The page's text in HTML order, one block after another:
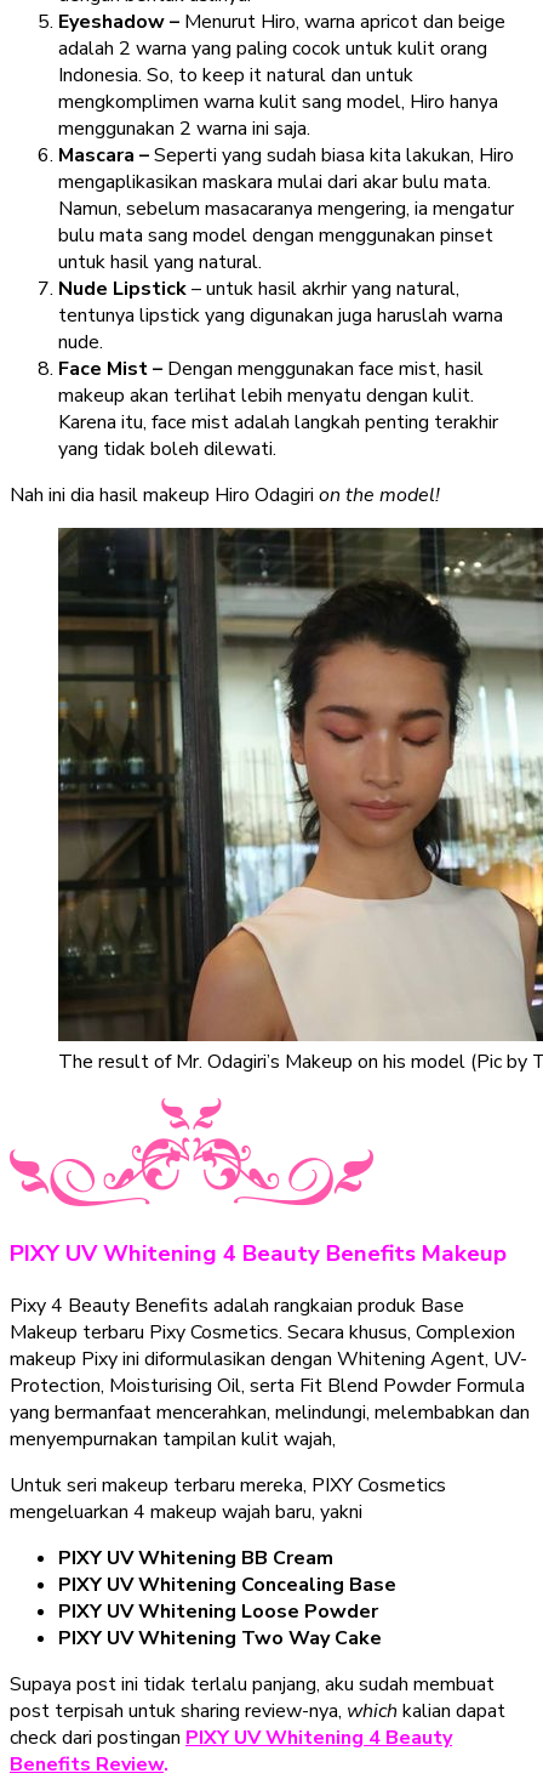
Eyeshadow – Menurut Hiro, warna apricot dan beige
adalah 2 warna yang paling cocok untuk kulit orang
Indonesia. So, to keep it natural dan untuk
mengkomplimen warna kulit sang model, Hiro hanya
menggunakan 2 warna ini saja.
Mascara –Seperti yang sudah biasa kita lakukan, Hiro
mengaplikasikan maskara mulai dari akar bulu mata.
Namun, sebelum masacaranya mengering, ia mengatur
bulu mata sang model dengan menggunakan pinset
untuk hasil yang natural.
Nude Lipstick– untuk hasil akrhir yang natural,
tentunya lipstick yang digunakan juga haruslah warna
nude.
Face Mist – Dengan menggunakan face mist, hasil
makeup akan terlihat lebih menyatu dengan kulit.
Karena itu, face mist adalah langkah penting terakhir
yang tidak boleh dilewati.
Nah ini dia hasil makeup Hiro Odagiri on the model!
The result of Mr. Odagiri’s Makeup on his model (Pic by
PIXY UV Whitening 4 Beauty Benefits Makeup
Pixy 4 Beauty Benefits adalah rangkaian produk Base
Makeup terbaru Pixy Cosmetics. Secara khusus, Complexion
makeup Pixy ini diformulasikan dengan Whitening Agent, UV-
Protection, Moisturising Oil, serta Fit Blend Powder Formula
yang bermanfaat mencerahkan, melindungi, melembabkan dan
menyempurnakan tampilan kulit wajah,
Untuk seri makeup terbaru mereka, PIXY Cosmetics
mengeluarkan 4 makeup wajah baru, yakni
PIXY UV Whitening BB Cream
PIXY UV Whitening Concealing Base
PIXY UV Whitening Loose Powder
PIXY UV Whitening Two Way Cake
Supaya post ini tidak terlalu panjang, aku sudah membuat
post terpisah untuk sharing review-nya, which kalian dapat
check dari postingan PIXY UV Whitening 4 Beauty
Benefits Review.